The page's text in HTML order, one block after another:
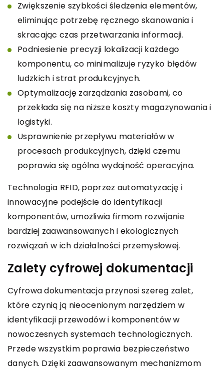
Zwiększenie szybkości śledzenia elementów,
eliminując potrzebę ręcznego skanowania i
skracając czas przetwarzania informacji.
Podniesienie precyzji lokalizacji każdego
komponentu, co minimalizuje ryzyko błędów
ludzkich i strat produkcyjnych.
Optymalizację zarządzania zasobami, co
przekłada się na niższe koszty magazynowania i
logistyki.
Usprawnienie przepływu materiałów w
procesach produkcyjnych, dzięki czemu
poprawia się ogólna wydajność operacyjna.
Technologia RFID, poprzez automatyzację i
innowacyjne podejście do identyfikacji
komponentów, umożliwia firmom rozwijanie
bardziej zaawansowanych i ekologicznych
rozwiązań w ich działalności przemysłowej.
Zalety cyfrowej dokumentacji
Cyfrowa dokumentacja przynosi szereg zalet,
które czynią ją nieocenionym narzędziem w
identyfikacji przewodów i komponentów w
nowoczesnych systemach technologicznych.
Przede wszystkim poprawia bezpieczeństwo
danych. Dzięki zaawansowanym mechanizmom